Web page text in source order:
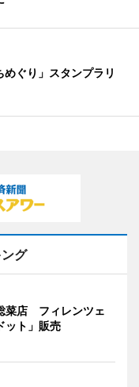
ぐり」スタンプラリ
グ
菜店 フィレンツェ
ット」販売